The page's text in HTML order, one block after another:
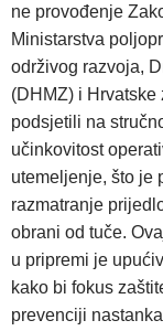
ne provođenje
Ministarstva
održivog razvoja,
(DHMZ) i
podsjetili na
učinkovitost
utemeljenje, što je
razmatranje
obrani od tuče.
u pripremi je
kako bi fokus
prevenciji